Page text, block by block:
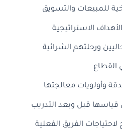
للمبيعات والتسويق
الاستراتيجية
ورحلتهم الشرائية
القطاع
وأولويات معالجتها
قبل وبعد التدريب
الفريق الفعلية